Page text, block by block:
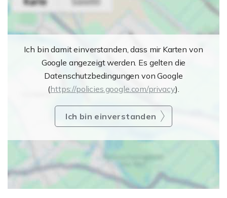
Ich bin damit einverstanden, dass mir Karten von
Google angezeigt werden. Es gelten die
Datenschutzbedingungen von Google
(https://policies.google.com/privacy).
Ich bin einverstanden